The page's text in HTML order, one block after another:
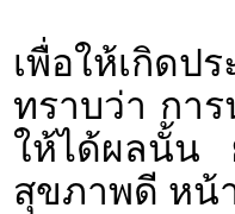
เพื่อให้เกิด
ทราบว่า กา
ให้ได้ผลนั้น
สุขภาพดี หน้